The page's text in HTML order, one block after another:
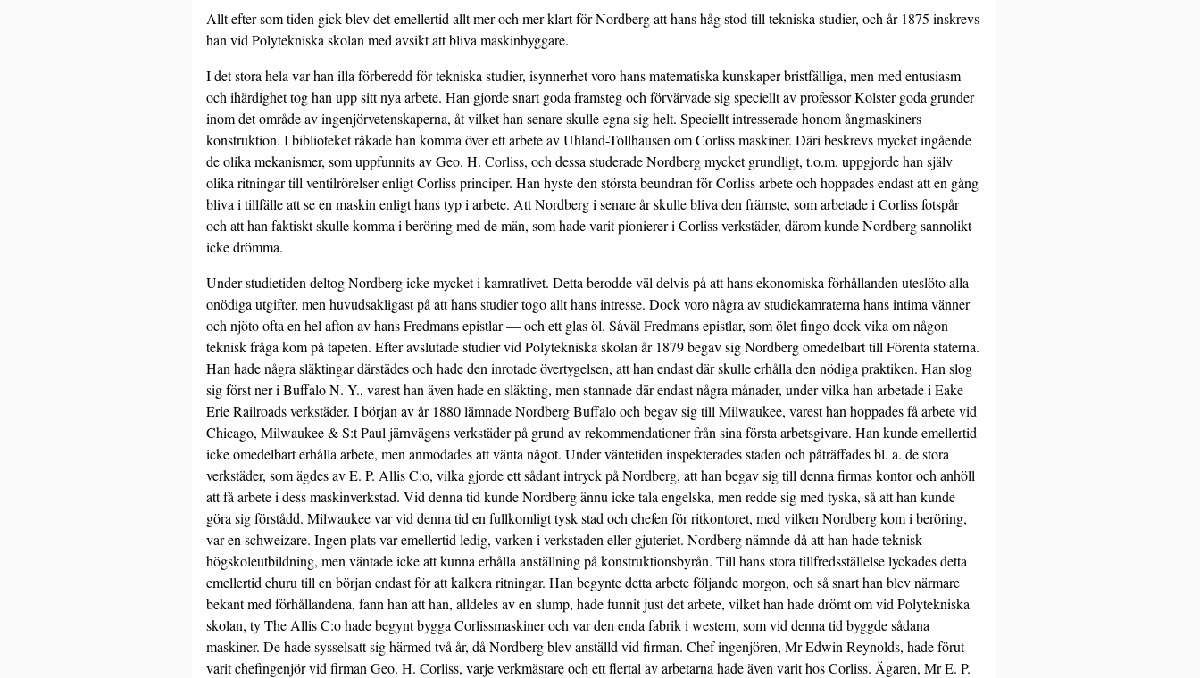
Allt efter som tiden gick blev det emellertid allt mer och mer klart för Nordberg att hans håg stod till tekniska studier, och år 1875 inskrevs
han vid Polytekniska skolan med avsikt att bliva maskinbyggare.
I det stora hela var han illa förberedd för tekniska studier, isynnerhet voro hans matematiska kunskaper bristfälliga, men med entusiasm
och ihärdighet tog han upp sitt nya arbete. Han gjorde snart goda framsteg och förvärvade sig speciellt av professor Kolster goda grunder
inom det område av ingenjörvetenskaperna, åt vilket han senare skulle egna sig helt. Speciellt intresserade honom ångmaskiners
konstruktion. I biblioteket råkade han komma över ett arbete av Uhland-Tollhausen om Corliss maskiner. Däri beskrevs mycket ingående
de olika mekanismer, som uppfunnits av Geo. H. Corliss, och dessa studerade Nordberg mycket grundligt, t.o.m. uppgjorde han själv
olika ritningar till ventilrörelser enligt Corliss principer. Han hyste den största beundran för Corliss arbete och hoppades endast att en gång
bliva i tillfälle att se en maskin enligt hans typ i arbete. Att Nordberg i senare år skulle bliva den främste, som arbetade i Corliss fotspår
och att han faktiskt skulle komma i beröring med de män, som hade varit pionierer i Corliss verkstäder, därom kunde Nordberg sannolikt
icke drömma.
Under studietiden deltog Nordberg icke mycket i kamratlivet. Detta berodde väl delvis på att hans ekonomiska förhållanden uteslöto alla
onödiga utgifter, men huvudsakligast på att hans studier togo allt hans intresse. Dock voro några av studiekamraterna hans intima vänner
och njöto ofta en hel afton av hans Fredmans epistlar — och ett glas öl. Såväl Fredmans epistlar, som ölet fingo dock vika om någon
teknisk fråga kom på tapeten. Efter avslutade studier vid Polytekniska skolan år 1879 begav sig Nordberg omedelbart till Förenta staterna.
Han hade några släktingar därstädes och hade den inrotade övertygelsen, att han endast där skulle erhålla den nödiga praktiken. Han slog
sig först ner i Buffalo N. Y., varest han även hade en släkting, men stannade där endast några månader, under vilka han arbetade i Eake
Erie Railroads verkstäder. I början av år 1880 lämnade Nordberg Buffalo och begav sig till Milwaukee, varest han hoppades få arbete vid
Chicago, Milwaukee & S:t Paul järnvägens verkstäder på grund av rekommendationer från sina första arbetsgivare. Han kunde emellertid
icke omedelbart erhålla arbete, men anmodades att vänta något. Under väntetiden inspekterades staden och påträffades bl. a. de stora
verkstäder, som ägdes av E. P. Allis C:o, vilka gjorde ett sådant intryck på Nordberg, att han begav sig till denna firmas kontor och anhöll
att få arbete i dess maskinverkstad. Vid denna tid kunde Nordberg ännu icke tala engelska, men redde sig med tyska, så att han kunde
göra sig förstådd. Milwaukee var vid denna tid en fullkomligt tysk stad och chefen för ritkontoret, med vilken Nordberg kom i beröring,
var en schweizare. Ingen plats var emellertid ledig, varken i verkstaden eller gjuteriet. Nordberg nämnde då att han hade teknisk
högskoleutbildning, men väntade icke att kunna erhålla anställning på konstruktionsbyrån. Till hans stora tillfredsställelse lyckades detta
emellertid ehuru till en början endast för att kalkera ritningar. Han begynte detta arbete följande morgon, och så snart han blev närmare
bekant med förhållandena, fann han att han, alldeles av en slump, hade funnit just det arbete, vilket han hade drömt om vid Polytekniska
skolan, ty The Allis C:o hade begynt bygga Corlissmaskiner och var den enda fabrik i western, som vid denna tid byggde sådana
maskiner. De hade sysselsatt sig härmed två år, då Nordberg blev anställd vid firman. Chef ingenjören, Mr Edwin Reynolds, hade förut
varit chefingenjör vid firman Geo. H. Corliss, varje verkmästare och ett flertal av arbetarna hade även varit hos Corliss. Ägaren, Mr E. P.